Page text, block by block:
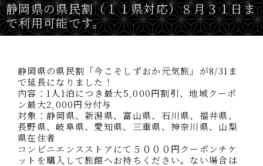
静岡県の県民割（１１県対応）８月３１日ま
で利用可能です。
静岡県の県民割「今こそしずおか元気旅」が8/31ま
で延長になりました！
内容：1人1泊につき最大5,000円割引、地域クーポ
ン最大2,000円分付与
対象：静岡県、新潟県、富山県、石川県、福井県、
長野県、岐阜県、愛知県、三重県、神奈川県、山梨
県在住者
コンビニエンスストアにて５０００円クーポンチケ
ットを購入して旅館へお持ちください。ない場合は